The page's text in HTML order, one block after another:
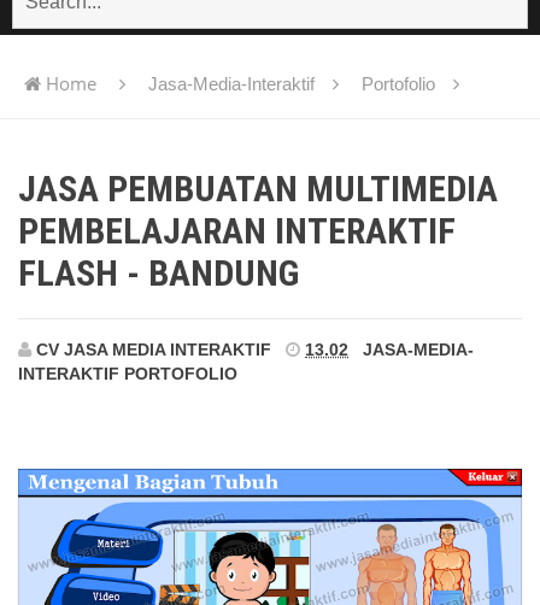
Home Jasa-Media-Interaktif Portofolio
JASA PEMBUATAN MULTIMEDIA
PEMBELAJARAN INTERAKTIF
FLASH - BANDUNG
CV JASA MEDIA INTERAKTIF 13.02
JASA-MEDIA-
INTERAKTIF PORTOFOLIO